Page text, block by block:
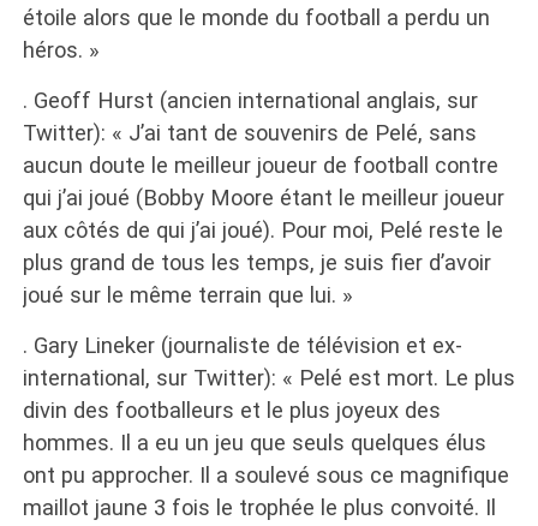
étoile alors que le monde du football a perdu un
héros. »
. Geoff Hurst (ancien international anglais, sur
Twitter): « J’ai tant de souvenirs de Pelé, sans
aucun doute le meilleur joueur de football contre
qui j’ai joué (Bobby Moore étant le meilleur joueur
aux côtés de qui j’ai joué). Pour moi, Pelé reste le
plus grand de tous les temps, je suis fier d’avoir
joué sur le même terrain que lui. »
. Gary Lineker (journaliste de télévision et ex-
international, sur Twitter): « Pelé est mort. Le plus
divin des footballeurs et le plus joyeux des
hommes. Il a eu un jeu que seuls quelques élus
ont pu approcher. Il a soulevé sous ce magnifique
maillot jaune 3 fois le trophée le plus convoité. Il